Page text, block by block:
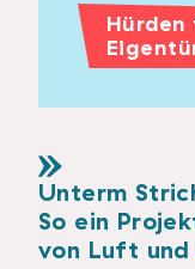
Unterm
So ein
von Luft